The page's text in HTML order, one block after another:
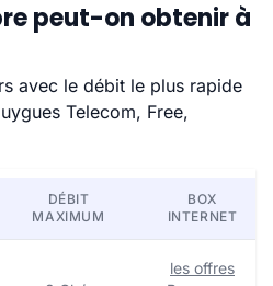
peut-on obtenir à
avec le débit le plus rapide
Telecom, Free,
DÉBIT
MAXIMUM
BOX
INTERNET
les offres